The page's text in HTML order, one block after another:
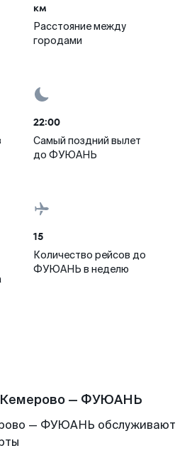
км
Расстояние между
городами
22:00
Самый поздний вылет
до ФУЮАНЬ
15
Количество рейсов до
ФУЮАНЬ в неделю
Кемерово — ФУЮАНЬ
— ФУЮАНЬ обслуживают